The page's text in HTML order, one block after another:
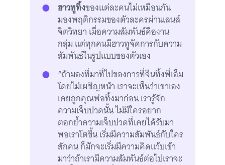
ฮาวทูทิ้งของแต่ละคนไม่เหมือนกัน
มองพฤติกรรมของตัวละครผ่านเลนส์
จิตวิทยา เมื่อความสัมพันธ์คืองาน
กลุ่ม แต่ทุกคนมีฮาวทูจัดการกับความ
สัมพันธ์ในรูปแบบของตัวเอง
“ถ้ามองที่มาที่ไปของการที่จีนทิ้งพี่เอ็ม
โดยไม่เผชิญหน้า เราจะเห็นว่าเขาเอง
เคยถูกคุณพ่อทิ้งมาก่อน เรารู้จัก
ความเจ็บปวดนั้น ไม่มีใครอยาก
ตอกย้ำความเจ็บปวดที่เคยได้รับมา
พอเราโตขึ้น เริ่มมีความสัมพันธ์กับใคร
สักคน ก็มักจะเริ่มมีความคิดแว้บเข้า
มาว่าถ้าเรามีความสัมพันธ์ต่อไปเราจะ